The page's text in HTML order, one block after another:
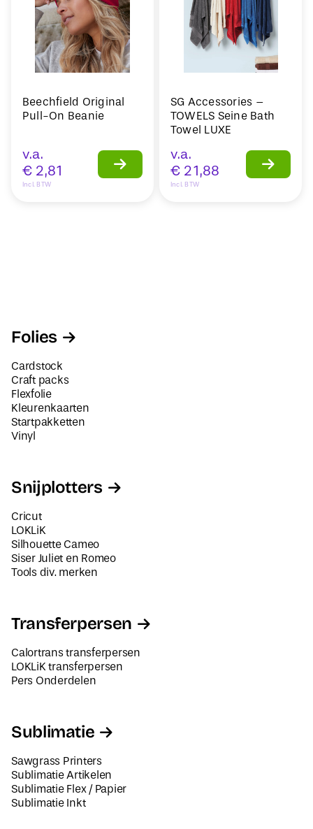
Beechfield Original
Pull-On Beanie
v.a.
€ 2,81
Incl. BTW
SG Accessories –
TOWELS Seine Bath
Towel LUXE
v.a.
€ 21,88
Incl. BTW
Folies
Cardstock
Craft packs
Flexfolie
Kleurenkaarten
Startpakketten
Vinyl
Snijplotters
Cricut
LOKLiK
Silhouette Cameo
Siser Juliet en Romeo
Tools div. merken
Transferpersen
Calortrans transferpersen
LOKLiK transferpersen
Pers Onderdelen
Sublimatie
Sawgrass Printers
Sublimatie Artikelen
Sublimatie Flex / Papier
Sublimatie Inkt